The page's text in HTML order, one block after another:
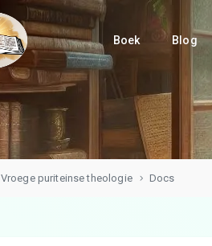
Boek Blog
Vroege puriteinse theologie Docs